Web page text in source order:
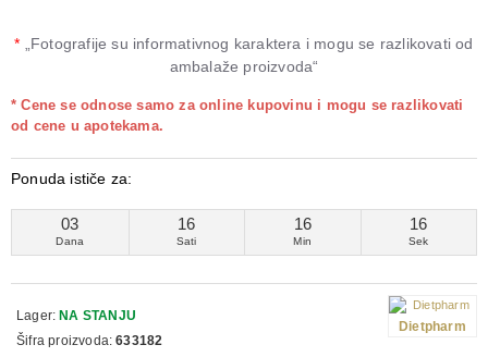
* „Fotografije su informativnog karaktera i mogu se razlikovati od
ambalaže proizvoda“
Ponuda ističe za:
03
Dana
16
Sati
16
Min
16
Sek
* Cene se odnose samo za online kupovinu i mogu se razlikovati
od cene u apotekama.
Lager: NA STANJU
Šifra proizvoda: 633182
Dietpharm